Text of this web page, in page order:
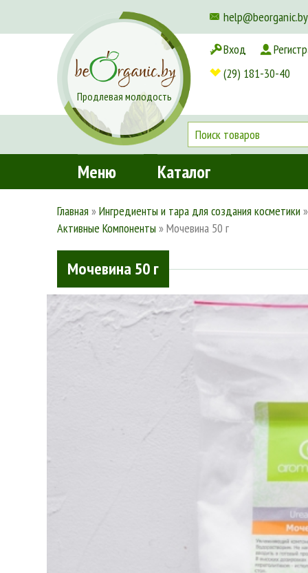
help@beorganic.by
Доставка и оплата
Продлевая молодость
Вход
(29) 181-30-40
Меню Каталог
Главная »Ингредиенты и тара для создания косметики
Активные Компоненты »Мочевина 50 г
Мочевина 50 г